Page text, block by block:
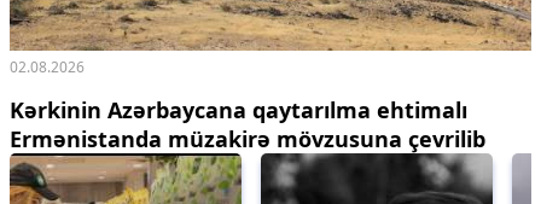
02.08.2026
Kərkinin Azərbaycana qaytarılma ehtimalı
Ermənistanda müzakirə mövzusuna çevrilib